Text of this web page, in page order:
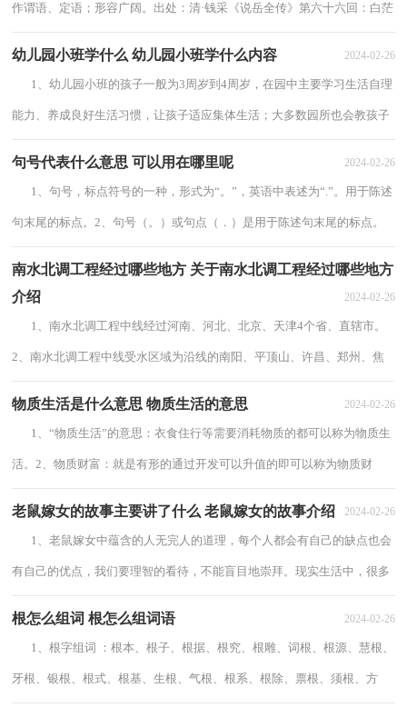
作谓语、定语；形容广阔。出处：清·钱采《说岳全传》第六十六回：白茫
幼儿园小班学什么 幼儿园小班学什么内容 2024-02-26
1、幼儿园小班的孩子一般为3周岁到4周岁，在园中主要学习生活自理
能力、养成良好生活习惯，让孩子适应集体生活；大多数园所也会教孩子
句号代表什么意思 可以用在哪里呢 2024-02-26
1、句号，标点符号的一种，形式为“。”，英语中表述为“.”。用于陈述
句末尾的标点。2、句号（。）或句点（．）是用于陈述句末尾的标点。
南水北调工程经过哪些地方 关于南水北调工程经过哪些地方
介绍
2024-02-26
1、南水北调工程中线经过河南、河北、北京、天津4个省、直辖市。
2、南水北调工程中线受水区域为沿线的南阳、平顶山、许昌、郑州、焦
物质生活是什么意思 物质生活的意思 2024-02-26
1、“物质生活”的意思：衣食住行等需要消耗物质的都可以称为物质生
活。2、物质财富：就是有形的通过开发可以升值的即可以称为物质财
老鼠嫁女的故事主要讲了什么 老鼠嫁女的故事介绍 2024-02-26
1、老鼠嫁女中蕴含的人无完人的道理，每个人都会有自己的缺点也会
有自己的优点，我们要理智的看待，不能盲目地崇拜。现实生活中，很多
根怎么组词 根怎么组词语 2024-02-26
1、根字组词 ：根本、根子、根据、根究、根雕、词根、根源、慧根、
牙根、银根、根式、根基、生根、气根、根系、根除、票根、须根、方